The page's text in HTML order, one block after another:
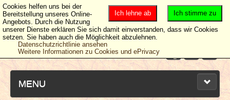
MENU
Ich stimme zu
Ich lehne ab
Cookies helfen uns bei der
Bereitstellung unseres Online-
Angebots. Durch die Nutzung
unserer Dienste erklären Sie sich damit einverstanden, dass wir Cookies
setzen. Sie haben auch die Möglichkeit abzulehnen.
Datenschutzrichtlinie ansehen
Weitere Informationen zu Cookies und ePrivacy